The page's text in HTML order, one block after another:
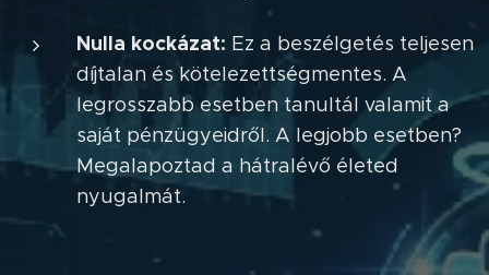
Nulla kockázat: Ez a beszélgetés teljesen
díjtalan és kötelezettségmentes. A
legrosszabb esetben tanultál valamit a
saját pénzügyeidről. A legjobb esetben?
Megalapoztad a hátralévő életed
nyugalmát.